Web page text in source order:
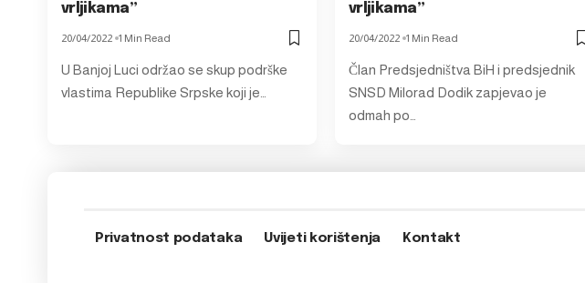
vrljikama”
20/04/2022 1 Min Read
U Banjoj Luci održao se skup podrške
vlastima Republike Srpske koji je…
vrljikama”
20/04/2022 1 Min Read
Član Predsjedništva BiH i predsjednik
SNSD Milorad Dodik zapjevao je
odmah po…
Privatnost podataka Uvijeti korištenja Kontakt